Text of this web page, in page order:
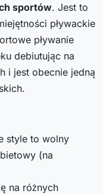
sportów. Jest to
pływackie
pływanie
debiutując na
i jest obecnie jedną
style to wolny
(na
na różnych